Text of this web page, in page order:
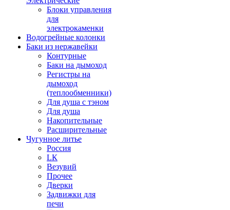
Блоки управления
для
электрокаменки
Водогрейные колонки
Баки из нержавейки
Контурные
Баки на дымоход
Регистры на
дымоход
(теплообменники)
Для душа с тэном
Для душа
Накопительные
Расширительные
Чугунное литье
Россия
LК
Везувий
Прочее
Дверки
Задвижки для
печи